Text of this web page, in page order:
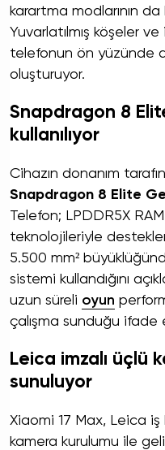
karartma modlarının
Yuvarlatılmış köşeler
telefonun ön yüzünde
oluşturuyor.
Snapdragon 8
kullanılıyor
Cihazın donanım
Snapdragon 8 Elite
Telefon; LPDDR5X
teknolojileriyle
5.500 mm²
sistemi kullandığını
uzun süreli oyun
çalışma sunduğu ifade
Leica imzalı üçlü
sunuluyor
Xiaomi 17 Max, Leica
kamera kurulumu ile